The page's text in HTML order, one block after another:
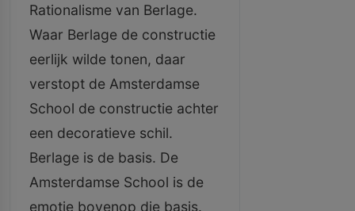
Rationalisme van Berlage.
Waar Berlage de constructie
eerlijk wilde tonen, daar
verstopt de Amsterdamse
School de constructie achter
een decoratieve schil.
Berlage is de basis. De
Amsterdamse School is de
emotie bovenop die basis.